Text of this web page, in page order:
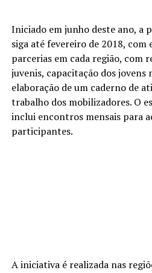
Iniciado em junho deste ano, a
siga até fevereiro de 2018, com
parcerias em cada região, com
juvenis, capacitação dos jovens
elaboração de um caderno de
trabalho dos mobilizadores. O
inclui encontros mensais para
participantes.
A iniciativa é realizada nas